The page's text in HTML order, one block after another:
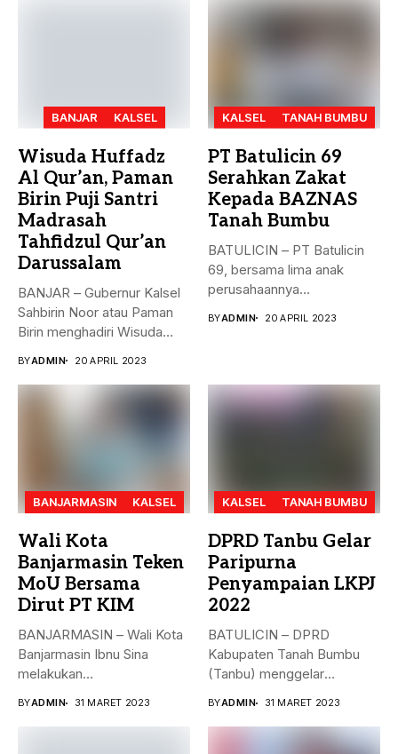
BANJAR KALSEL
Wisuda Huffadz
Al Qur’an, Paman
Birin Puji Santri
Madrasah
Tahfidzul Qur’an
Darussalam
BANJAR – Gubernur Kalsel
Sahbirin Noor atau Paman
Birin menghadiri Wisuda
BYADMIN 20 APRIL 2023
KALSEL TANAH BUMBU
PT Batulicin 69
Serahkan Zakat
Kepada BAZNAS
Tanah Bumbu
BATULICIN – PT Batulicin
69, bersama lima anak
perusahaannya
BYADMIN 20 APRIL 2023
BANJARMASIN KALSEL
Wali Kota
Banjarmasin Teken
MoU Bersama
Dirut PT KIM
BANJARMASIN – Wali Kota
Banjarmasin Ibnu Sina
melakukan
BYADMIN 31 MARET 2023
KALSEL TANAH BUMBU
DPRD Tanbu Gelar
Paripurna
Penyampaian LKPJ
2022
BATULICIN – DPRD
Kabupaten Tanah Bumbu
(Tanbu) menggelar
BYADMIN 31 MARET 2023